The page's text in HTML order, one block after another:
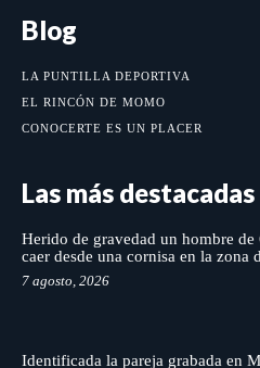
Blog
LA PUNTILLA DEPORTIVA
EL RINCÓN DE MOMO
CONOCERTE ES UN PLACER
Las más destacadas
Herido de gravedad un hombre de
caer desde una cornisa en la zona
7 agosto, 2026
Identificada la pareja grabada en